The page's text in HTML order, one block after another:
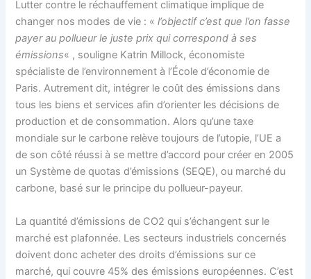
Lutter contre le réchauffement climatique implique de
changer nos modes de vie : «l’objectif c’est que l’on fasse
payer au pollueur le juste prix qui correspond à ses
émissions« , souligne Katrin Millock, économiste
spécialiste de l’environnement à l’École d’économie de
Paris. Autrement dit, intégrer le coût des émissions dans
tous les biens et services afin d’orienter les décisions de
production et de consommation. Alors qu’une taxe
mondiale sur le carbone relève toujours de l’utopie, l’UE a
de son côté réussi à se mettre d’accord pour créer en 2005
un Système de quotas d’émissions (SEQE), ou marché du
carbone, basé sur le principe du pollueur-payeur.
La quantité d’émissions de CO2 qui s’échangent sur le
marché est plafonnée. Les secteurs industriels concernés
doivent donc acheter des droits d’émissions sur ce
marché, qui couvre 45% des émissions européennes. C’est